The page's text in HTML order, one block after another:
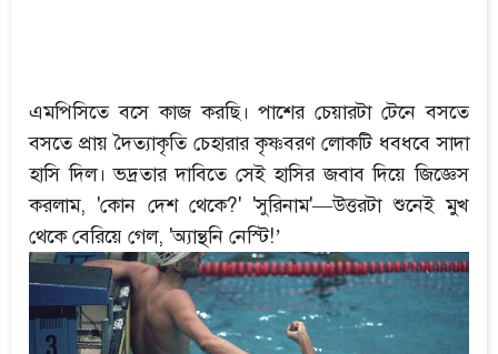
এমপিসিতে বসে কাজ করছি। পাশের চেয়ারটা টেনে বসতে
বসতে প্রায় দৈত্যাকৃতি চেহারার কৃষ্ণবরণ লোকটি ধবধবে সাদা
হাসি দিল। ভদ্রতার দাবিতে সেই হাসির জবাব দিয়ে জিজ্ঞেস
করলাম, 'কোন দেশ থেকে?' 'সুরিনাম'—উত্তরটা শুনেই মুখ
থেকে বেরিয়ে গেল, 'অ্যান্থনি নেস্টি!’